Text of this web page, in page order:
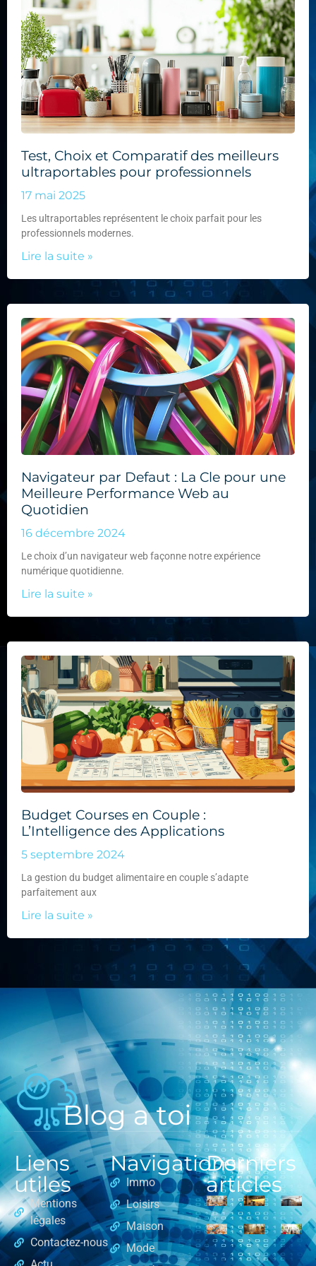
Test, Choix et Comparatif des meilleurs
ultraportables pour professionnels
17 mai 2025
Les ultraportables représentent le choix parfait pour les
professionnels modernes.
Lire la suite »
Navigateur par Defaut : La Cle pour une
Meilleure Performance Web au
Quotidien
16 décembre 2024
Le choix d’un navigateur web façonne notre expérience
numérique quotidienne.
Lire la suite »
Budget Courses en Couple :
L’Intelligence des Applications
5 septembre 2024
La gestion du budget alimentaire en couple s’adapte
parfaitement aux
Lire la suite »
Liens
utiles
Mentions
légales
Contactez-nous
Navigations
Immo
Loisirs
Maison
Mode
Derniers
articles